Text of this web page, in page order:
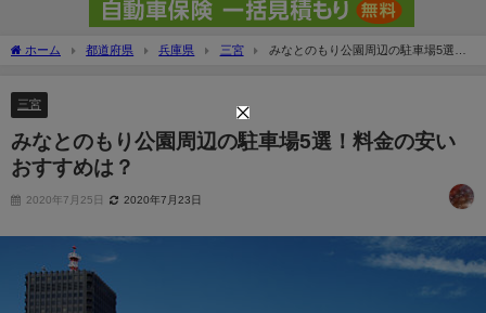
ホーム 都道府県 兵庫県 三宮
みなとのもり公園周辺の駐車場5選！
三宮
みなとのもり公園周辺の駐車場5選！料金の安い
おすすめは？
2020年7月25日 2020年7月23日